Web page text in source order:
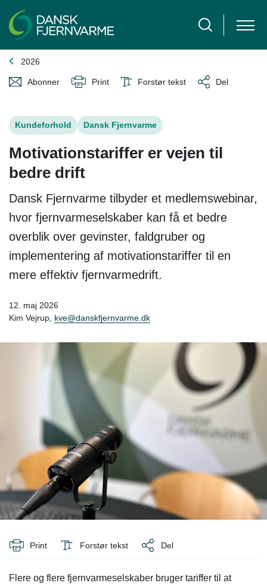
2026
Abonner Print Forstør tekst Del
Kundeforhold Dansk Fjernvarme
Motivationstariffer er vejen til
bedre drift
Dansk Fjernvarme tilbyder et medlemswebinar,
hvor fjernvarmeselskaber kan få et bedre
overblik over gevinster, faldgruber og
implementering af motivationstariffer til en
mere effektiv fjernvarmedrift.
12. maj 2026
Kim Vejrup, kve@danskfjernvarme.dk
Print Forstør tekst Del
Flere og flere fjernvarmeselskaber bruger tariffer til at